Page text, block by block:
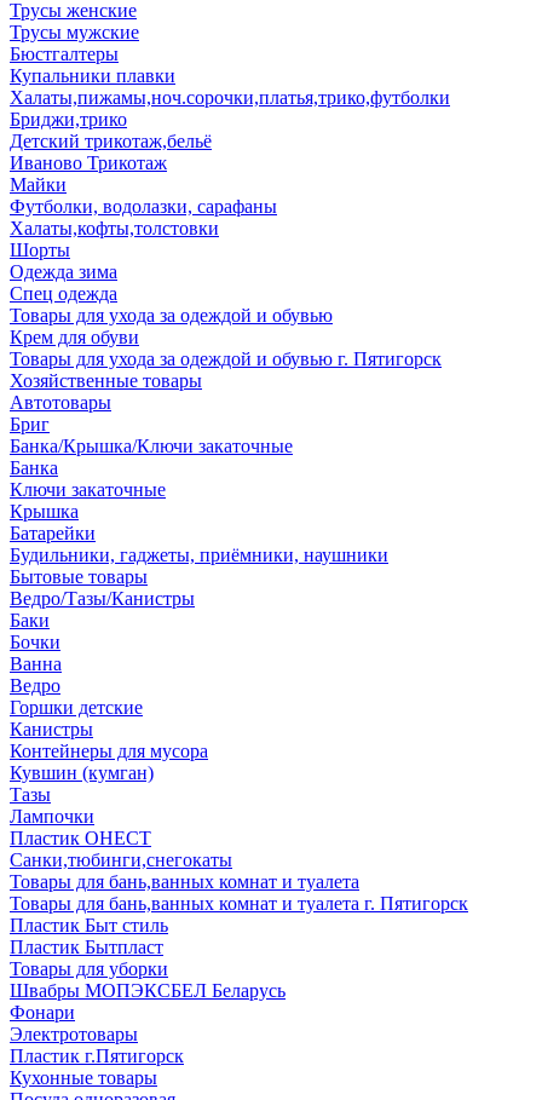
Трусы женские
Трусы мужские
Бюстгалтеры
Купальники плавки
Халаты,пижамы,ноч.сорочки,платья,трико,футболки
Бриджи,трико
Детский трикотаж,бельё
Иваново Трикотаж
Майки
Футболки, водолазки, сарафаны
Халаты,кофты,толстовки
Шорты
Одежда зима
Спец одежда
Товары для ухода за одеждой и обувью
Крем для обуви
Товары для ухода за одеждой и обувью г. Пятигорск
Хозяйственные товары
Автотовары
Бриг
Банка/Крышка/Ключи закаточные
Банка
Ключи закаточные
Крышка
Батарейки
Будильники, гаджеты, приёмники, наушники
Бытовые товары
Ведро/Тазы/Канистры
Баки
Бочки
Ванна
Ведро
Горшки детские
Канистры
Контейнеры для мусора
Кувшин (кумган)
Тазы
Лампочки
Пластик ОНЕСТ
Санки,тюбинги,снегокаты
Товары для бань,ванных комнат и туалета
Товары для бань,ванных комнат и туалета г. Пятигорск
Пластик Быт стиль
Пластик Бытпласт
Товары для уборки
Швабры МОПЭКСБЕЛ Беларусь
Фонари
Электротовары
Пластик г.Пятигорск
Кухонные товары